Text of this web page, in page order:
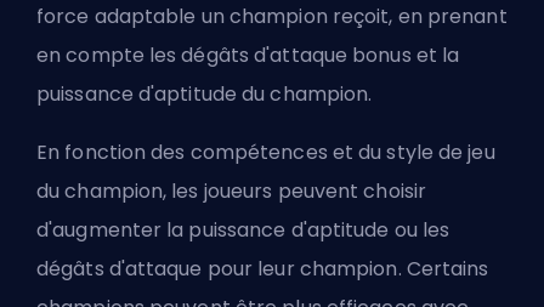
force adaptable un champion reçoit, en prenant
en compte les dégâts d'attaque bonus et la
puissance d'aptitude du champion.
En fonction des compétences et du style de jeu
du champion, les joueurs peuvent choisir
d'augmenter la puissance d'aptitude ou les
dégâts d'attaque pour leur champion. Certains